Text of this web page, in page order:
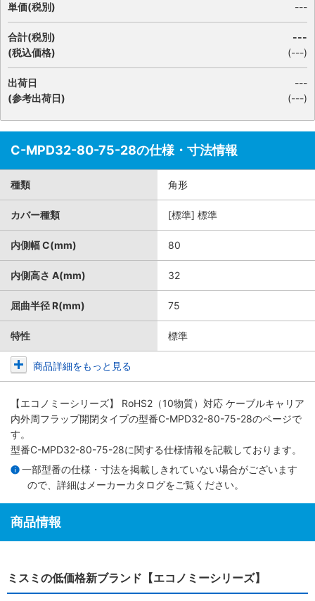
単価(税別) ---
合計(税別)
(税込価格)
---
(---)
出荷日
(参考出荷日)
---
(---)
C-MPD32-80-75-28の仕様・寸法情報
種類 角形
カバー種類 [標準] 標準
内側幅 C(mm) 80
内側高さ A(mm) 32
屈曲半径 R(mm) 75
特性 標準
商品詳細をもっと見る
【エコノミーシリーズ】 RoHS2（10物質）対応 ケーブルキャリア
内外周フラップ開閉タイプの型番C-MPD32-80-75-28のページで
す。
型番C-MPD32-80-75-28に関する仕様情報を記載しております。
一部型番の仕様・寸法を掲載しきれていない場合がございます
ので、詳細は メーカーカタログをご覧ください。
商品情報
ミスミの低価格新ブランド【エコノミーシリーズ】